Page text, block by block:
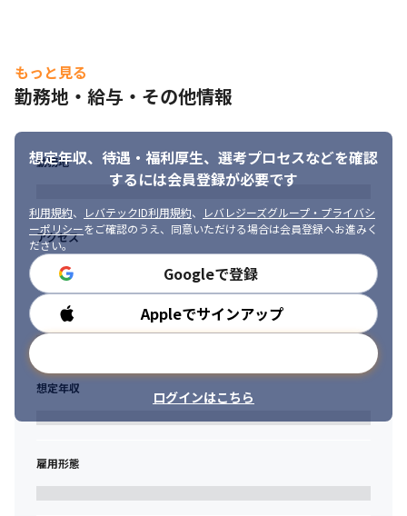
もっと見る
勤務地・給与・その他情報
想定年収、待遇・福利厚生、 選考プロセスなどを確認
するには会員登録が必要です
利用規約、 レバテックID利用規約、
レバレジーズグループ・プライバシ
ーポリシーをご確認のうえ、同意いただける場合は会員登録へお進みく
ださい。
Googleで登録
Appleでサインアップ
ログインはこちら
勤務地
アクセス
勤務時間
想定年収
雇用形態